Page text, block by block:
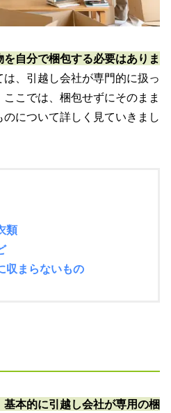
自分で梱包する必要はありま
、引越し会社が専門的に扱っ
こでは、梱包せずにそのまま
について詳しく見ていきまし
類
収まらないもの
本的に引越し会社が専用の梱